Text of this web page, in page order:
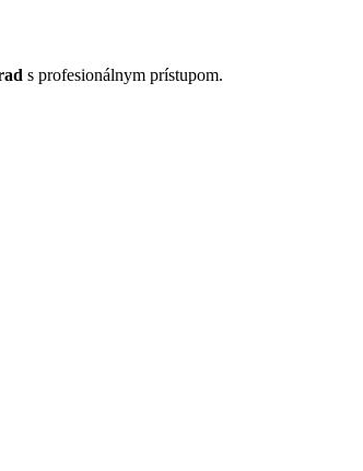
s profesionálnym prístupom.